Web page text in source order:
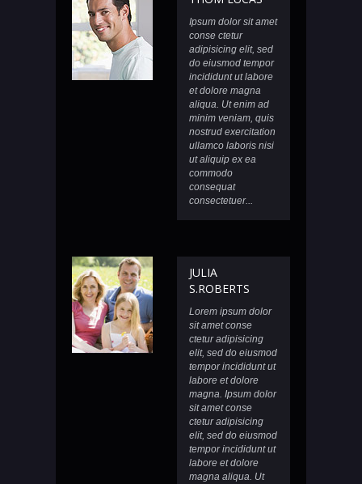
Ipsum dolor sit amet
conse ctetur
adipisicing elit, sed
do eiusmod tempor
incididunt ut labore
et dolore magna
aliqua. Ut enim ad
minim veniam, quis
nostrud exercitation
ullamco laboris nisi
ut aliquip ex ea
commodo
consequat
consectetuer...
JULIA
S.ROBERTS
Lorem ipsum dolor
sit amet conse
ctetur adipisicing
elit, sed do eiusmod
tempor incididunt ut
labore et dolore
magna. Ipsum dolor
sit amet conse
ctetur adipisicing
elit, sed do eiusmod
tempor incididunt ut
labore et dolore
magna aliqua. Ut